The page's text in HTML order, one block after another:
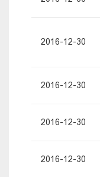
2016-12-30
2016-12-30
2016-12-30
2016-12-30